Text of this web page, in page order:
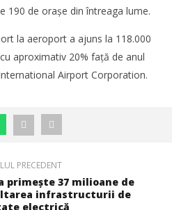
190 de orașe din întreaga lume.
la aeroport a ajuns la 118.000
aproximativ 20% față de anul
Airport Corporation.
PRECEDENT
primește 37 milioane de
infrastructurii de
electrică